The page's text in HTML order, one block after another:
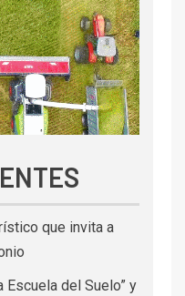
que invita a
Escuela del Suelo” y